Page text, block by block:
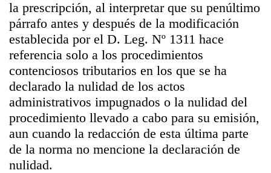
la prescripción, al interpretar que su penúltimo
párrafo antes y después de la modificación
establecida por el D. Leg. Nº 1311 hace
referencia solo a los procedimientos
contenciosos tributarios en los que se ha
declarado la nulidad de los actos
administrativos impugnados o la nulidad del
procedimiento llevado a cabo para su emisión,
aun cuando la redacción de esta última parte
de la norma no mencione la declaración de
nulidad.